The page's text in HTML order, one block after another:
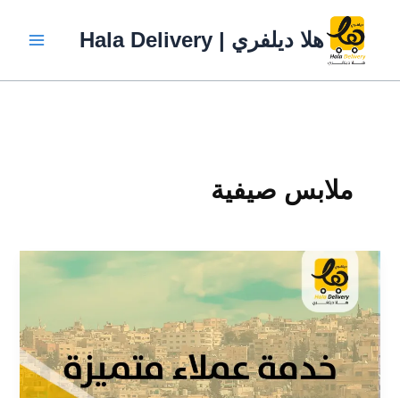
المحتوى
هلا ديلفري | Hala Delivery
ملابس صيفية
5
نصائح
مهمة
لسائقي
الدليفري
يجب
فعلها